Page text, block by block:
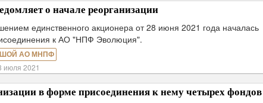
о начале реорганизации
единственного акционера от 28 июня 2021 года началась
к АО "НПФ Эволюция".
АО МНПФ
июля 2021
в форме присоединения к нему четырех фондов